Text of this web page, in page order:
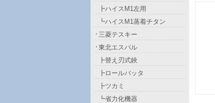
┣ハイスM1左用
┗ハイスM1蒸着チタン
三菱テスキー
東北エスパル
┣替え刃式鋏
┣ロールバッタ
┣ツカミ
┗省力化機器